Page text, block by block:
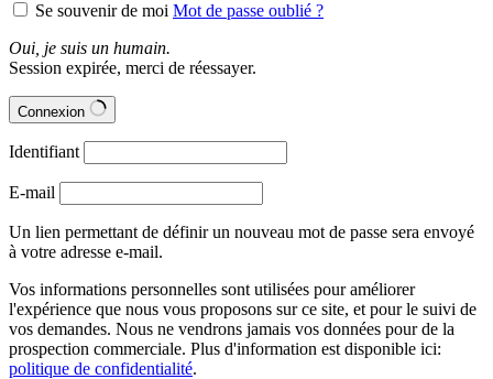
Se souvenir de moi Mot de passe oublié ?
Oui, je suis un humain.
Session expirée, merci de réessayer.
Connexion
Identifiant
E-mail
Un lien permettant de définir un nouveau mot de passe sera envoyé
à votre adresse e-mail.
Vos informations personnelles sont utilisées pour améliorer
l'expérience que nous vous proposons sur ce site, et pour le suivi de
vos demandes. Nous ne vendrons jamais vos données pour de la
prospection commerciale. Plus d'information est disponible ici:
politique de confidentialité.